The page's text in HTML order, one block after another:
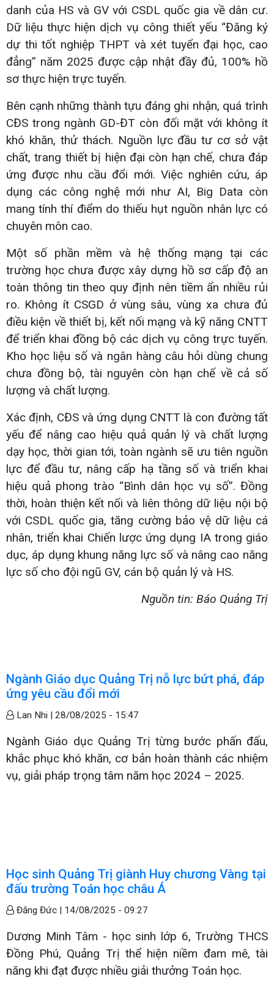
danh của HS và GV với CSDL quốc gia về dân cư.
Dữ liệu thực hiện dịch vụ công thiết yếu “Đăng ký
dự thi tốt nghiệp THPT và xét tuyển đại học, cao
đẳng” năm 2025 được cập nhật đầy đủ, 100% hồ
sơ thực hiện trực tuyến.
Bên cạnh những thành tựu đáng ghi nhận, quá trình
CĐS trong ngành GD-ĐT còn đối mặt với không ít
khó khăn, thử thách. Nguồn lực đầu tư cơ sở vật
chất, trang thiết bị hiện đại còn hạn chế, chưa đáp
ứng được nhu cầu đổi mới. Việc nghiên cứu, áp
dụng các công nghệ mới như AI, Big Data còn
mang tính thí điểm do thiếu hụt nguồn nhân lực có
chuyên môn cao.
Một số phần mềm và hệ thống mạng tại các
trường học chưa được xây dựng hồ sơ cấp độ an
toàn thông tin theo quy định nên tiềm ẩn nhiều rủi
ro. Không ít CSGD ở vùng sâu, vùng xa chưa đủ
điều kiện về thiết bị, kết nối mạng và kỹ năng CNTT
để triển khai đồng bộ các dịch vụ công trực tuyến.
Kho học liệu số và ngân hàng câu hỏi dùng chung
chưa đồng bộ, tài nguyên còn hạn chế về cả số
lượng và chất lượng.
Xác định, CĐS và ứng dụng CNTT là con đường tất
yếu để nâng cao hiệu quả quản lý và chất lượng
dạy học, thời gian tới, toàn ngành sẽ ưu tiên nguồn
lực để đầu tư, nâng cấp hạ tầng số và triển khai
hiệu quả phong trào “Bình dân học vụ số”. Đồng
thời, hoàn thiện kết nối và liên thông dữ liệu nội bộ
với CSDL quốc gia, tăng cường bảo vệ dữ liệu cá
nhân, triển khai Chiến lược ứng dụng IA trong giáo
dục, áp dụng khung năng lực số và nâng cao năng
lực số cho đội ngũ GV, cán bộ quản lý và HS.
Nguồn tin: Báo Quảng Trị
Ngành Giáo dục Quảng Trị nỗ lực bứt phá, đáp
ứng yêu cầu đổi mới
Lan Nhi | 28/08/2025 - 15:47
Ngành Giáo dục Quảng Trị từng bước phấn đấu,
khắc phục khó khăn, cơ bản hoàn thành các nhiệm
vụ, giải pháp trọng tâm năm học 2024 – 2025.
Học sinh Quảng Trị giành Huy chương Vàng tại
đấu trường Toán học châu Á
Đăng Đức | 14/08/2025 - 09:27
Dương Minh Tâm - học sinh lớp 6, Trường THCS
Đồng Phú, Quảng Trị thể hiện niềm đam mê, tài
năng khi đạt được nhiều giải thưởng Toán học.